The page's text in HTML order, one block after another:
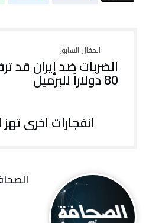
الضربات ضد إيران قد
80 دولاراً للبرميل
انفجارات اخرى